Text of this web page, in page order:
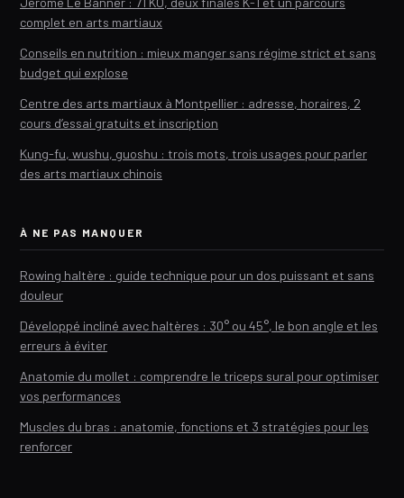
complet en arts martiaux
Conseils en nutrition : mieux manger sans régime strict et sans
budget qui explose
Centre des arts martiaux à Montpellier : adresse, horaires, 2
cours d’essai gratuits et inscription
Kung-fu, wushu, guoshu : trois mots, trois usages pour parler
des arts martiaux chinois
À NE PAS MANQUER
Rowing haltère : guide technique pour un dos puissant et sans
douleur
Développé incliné avec haltères : 30° ou 45°, le bon angle et les
erreurs à éviter
Anatomie du mollet : comprendre le triceps sural pour optimiser
vos performances
Muscles du bras : anatomie, fonctions et 3 stratégies pour les
renforcer